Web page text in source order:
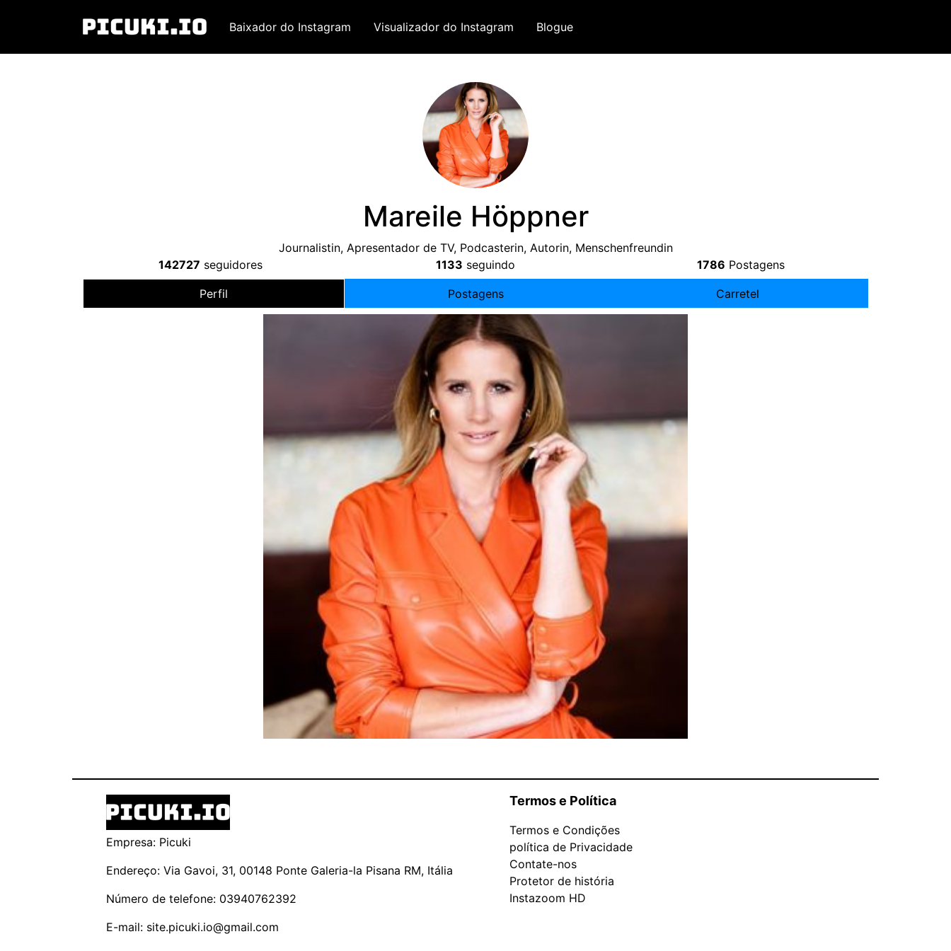
Baixador do Instagram Visualizador do Instagram Blogue
Mareile Höppner
Journalistin, Apresentador de TV, Podcasterin, Autorin, Menschenfreundin
142727 seguidores 1133 seguindo 1786 Postagens
Perfil Postagens Carretel
Empresa: Picuki
Endereço: Via Gavoi, 31, 00148 Ponte Galeria-la Pisana RM, Itália
Número de telefone: 03940762392
E-mail: site.picuki.io@gmail.com
Termos e Política
Termos e Condições
política de Privacidade
Contate-nos
Protetor de história
Instazoom HD